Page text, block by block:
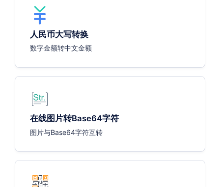
人民币大写转换
数字金额转中文金额
在线图片转Base64字符
图片与Base64字符互转